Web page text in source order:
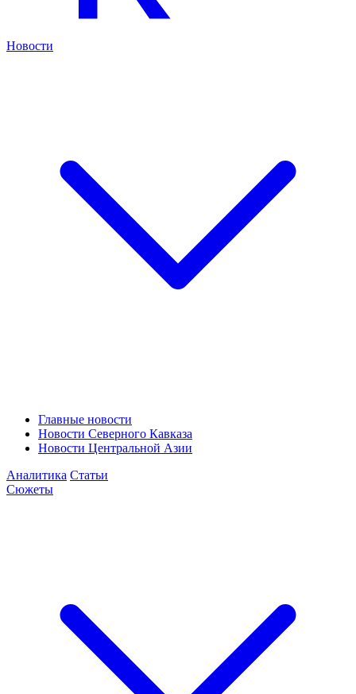
Новости
Главные новости
Новости Северного Кавказа
Новости Центральной Азии
Аналитика Статьи
Сюжеты